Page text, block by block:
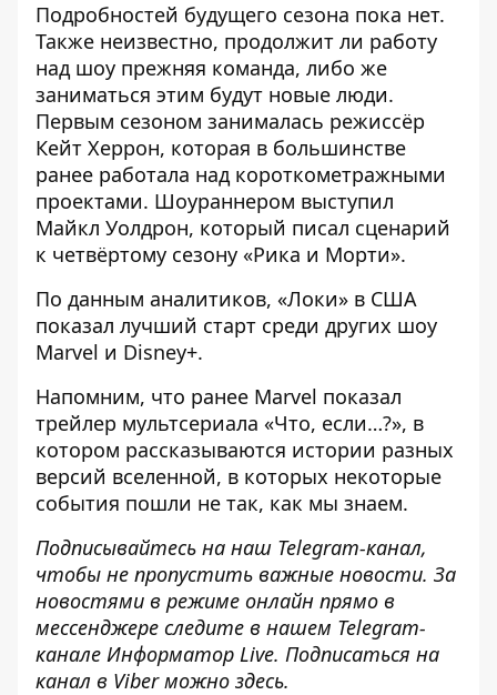
Подробностей будущего сезона пока нет.
Также неизвестно, продолжит ли работу
над шоу прежняя команда, либо же
заниматься этим будут новые люди.
Первым сезоном занималась режиссёр
Кейт Херрон, которая в большинстве
ранее работала над короткометражными
проектами. Шоураннером выступил
Майкл Уолдрон, который писал сценарий
к четвёртому сезону «Рика и Морти».
По данным аналитиков, «Локи» в США
показал лучший старт среди других шоу
Marvel и Disney+.
Напомним, что ранее Marvel показал
трейлер мультсериала «Что, если…?», в
котором рассказываются истории разных
версий вселенной, в которых некоторые
события пошли не так, как мы знаем.
Подписывайтесь на наш Telegram-канал,
чтобы не пропустить важные новости. За
новостями в режиме онлайн прямо в
мессенджере следите в нашем Telegram-
канале Информатор Live. Подписаться на
канал в Viber можно здесь.